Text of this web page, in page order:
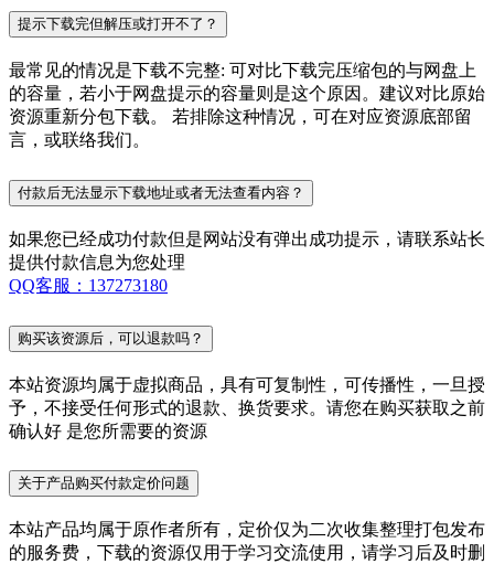
提示下载完但解压或打开不了？
最常见的情况是下载不完整: 可对比下载完压缩包的与网盘上
的容量，若小于网盘提示的容量则是这个原因。建议对比原始
资源重新分包下载。 若排除这种情况，可在对应资源底部留
言，或联络我们。
付款后无法显示下载地址或者无法查看内容？
如果您已经成功付款但是网站没有弹出成功提示，请联系站长
提供付款信息为您处理
QQ客服：137273180
购买该资源后，可以退款吗？
本站资源均属于虚拟商品，具有可复制性，可传播性，一旦授
予，不接受任何形式的退款、换货要求。请您在购买获取之前
确认好 是您所需要的资源
关于产品购买付款定价问题
本站产品均属于原作者所有，定价仅为二次收集整理打包发布
的服务费，下载的资源仅用于学习交流使用，请学习后及时删